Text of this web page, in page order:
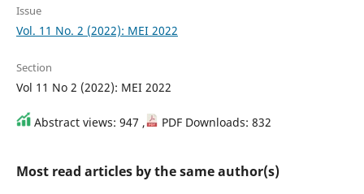
Issue
Vol. 11 No. 2 (2022): MEI 2022
Section
Vol 11 No 2 (2022): MEI 2022
Abstract views: 947 , PDF Downloads: 832
Most read articles by the same author(s)